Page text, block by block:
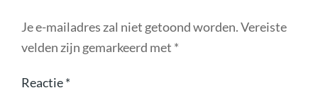
Je e-mailadres zal niet getoond worden.Vereiste
velden zijn gemarkeerd met *
Reactie*